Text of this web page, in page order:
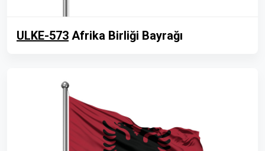
ULKE-573 Afrika Birliği Bayrağı